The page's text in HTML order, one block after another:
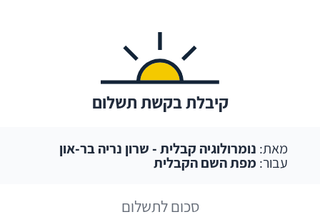
קיבלת בקשת תשלום
מאת: נומרולוגיה קבלית - שרון נריה בר-און
עבור: מפת השם הקבלית
סכום לתשלום